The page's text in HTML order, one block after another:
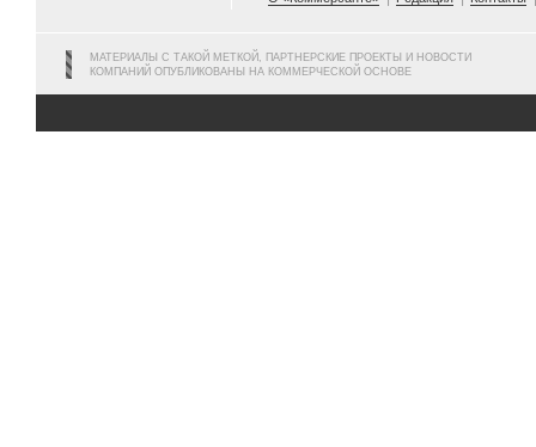
МАТЕРИАЛЫ С ТАКОЙ МЕТКОЙ, ПАРТНЕРСКИЕ ПРОЕКТЫ И НОВОСТИ
КОМПАНИЙ ОПУБЛИКОВАНЫ НА КОММЕРЧЕСКОЙ ОСНОВЕ